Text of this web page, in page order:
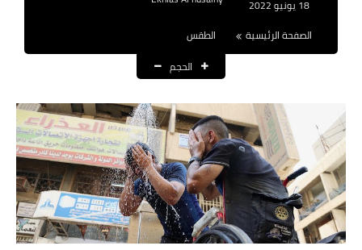
العقود والاجور اليومية
الرواتب
القروض والسلف
المنح المالية
قطع الاراضي
18 يونيو 2022
الصفحة الرئيسية
الطقس
الحجم